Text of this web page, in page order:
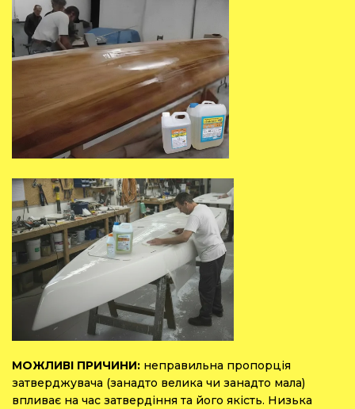
МОЖЛИВІ ПРИЧИНИ: неправильна пропорція
затверджувача (занадто велика чи занадто мала)
впливає на час затвердіння та його якість. Низька